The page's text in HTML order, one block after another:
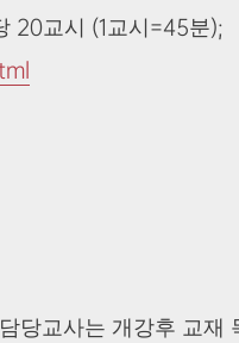
20교시 (1교시=45분);
당교사는 개강후 교재